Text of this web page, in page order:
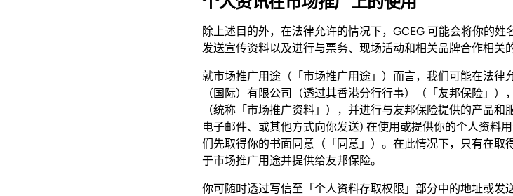
除上述目的外，在法律允许的情况下，GCEG 可能会将你的
发送宣传资料以及进行与票务、现场活动和相关品牌合作相关
就市场推广用途（「市场推广用途」）而言，我们可能在法
（国际）有限公司（透过其香港分行行事）（「友邦保险」
（统称「市场推广资料」），并进行与友邦保险提供的产品和
电子邮件、或其他方式向你发送) 在使用或提供你的个人资料
们先取得你的书面同意（「同意」）。在此情况下，只有在取
于市场推广用途并提供给友邦保险。
你可随时透过写信至「个人资料存取权限」部分中的地址或发